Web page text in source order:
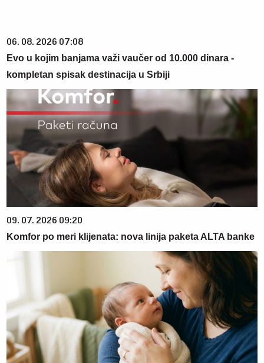
06. 08. 2026 07:08
Evo u kojim banjama važi vaučer od 10.000 dinara -
kompletan spisak destinacija u Srbiji
09. 07. 2026 09:20
Komfor po meri klijenata: nova linija paketa ALTA banke